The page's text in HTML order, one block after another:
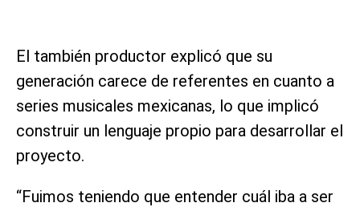
El también productor explicó que su
generación carece de referentes en cuanto a
series musicales mexicanas, lo que implicó
construir un lenguaje propio para desarrollar el
proyecto.
“Fuimos teniendo que entender cuál iba a ser